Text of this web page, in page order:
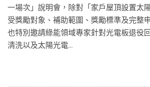
一場次」說明會，除對「家戶屋頂設置太
受獎勵對象、補助範圍、獎勵標準及完整
也特別邀請綠能領域專家針對光電板退役
清洗以及太陽光電...